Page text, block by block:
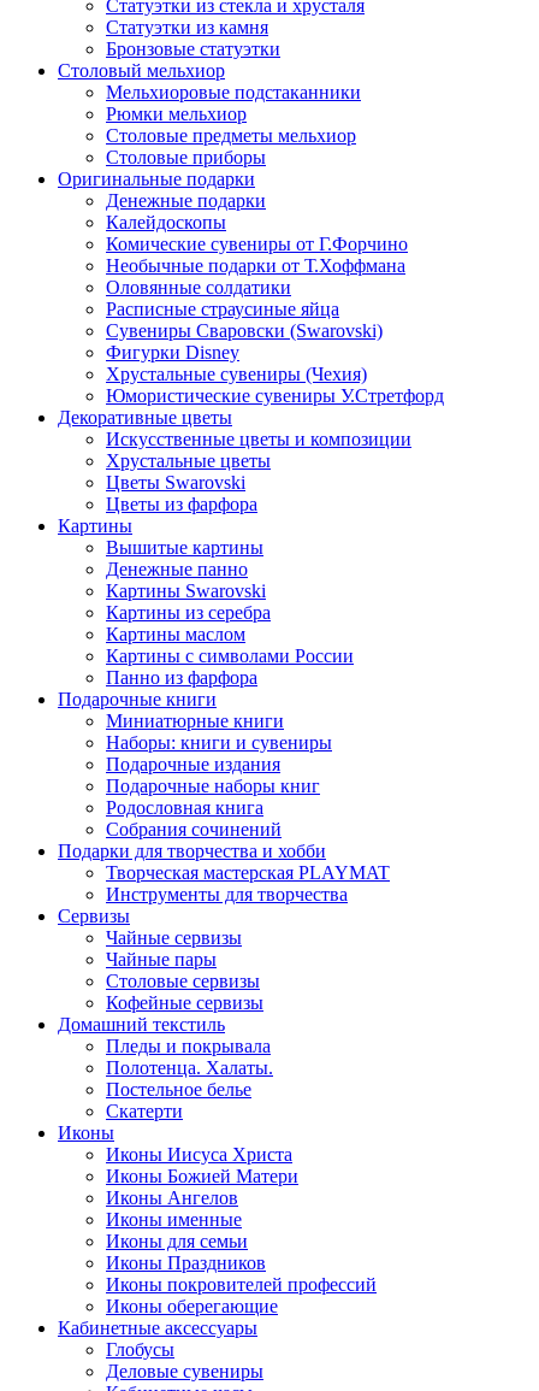
Статуэтки из стекла и хрусталя
Статуэтки из камня
Бронзовые статуэтки
Столовый мельхиор
Мельхиоровые подстаканники
Рюмки мельхиор
Столовые предметы мельхиор
Столовые приборы
Оригинальные подарки
Денежные подарки
Калейдоскопы
Комические сувениры от Г.Форчино
Необычные подарки от Т.Хоффмана
Оловянные солдатики
Расписные страусиные яйца
Сувениры Сваровски (Swarovski)
Фигурки Disney
Хрустальные сувениры (Чехия)
Юмористические сувениры У.Стретфорд
Декоративные цветы
Искусственные цветы и композиции
Хрустальные цветы
Цветы Swarovski
Цветы из фарфора
Картины
Вышитые картины
Денежные панно
Картины Swarovski
Картины из серебра
Картины маслом
Картины с символами России
Панно из фарфора
Подарочные книги
Миниатюрные книги
Наборы: книги и сувениры
Подарочные издания
Подарочные наборы книг
Родословная книга
Собрания сочинений
Подарки для творчества и хобби
Творческая мастерская PLAYMAT
Инструменты для творчества
Cервизы
Чайные сервизы
Чайные пары
Столовые сервизы
Кофейные сервизы
Домашний текстиль
Пледы и покрывала
Полотенца. Халаты.
Постельное белье
Скатерти
Иконы
Иконы Иисуса Христа
Иконы Божией Матери
Иконы Ангелов
Иконы именные
Иконы для семьи
Иконы Праздников
Иконы покровителей профессий
Иконы оберегающие
Кабинетные аксессуары
Глобусы
Деловые сувениры